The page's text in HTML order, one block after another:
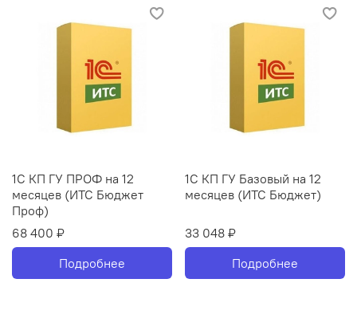
1С КП ГУ ПРОФ на 12
месяцев (ИТС Бюджет
Проф)
68 400 ₽
Подробнее
1С КП ГУ Базовый на 12
месяцев (ИТС Бюджет)
33 048 ₽
Подробнее